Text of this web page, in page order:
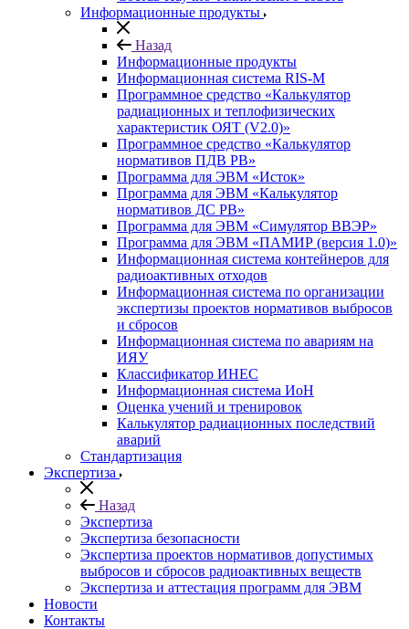
Информационные продукты
Назад
Информационные продукты
Информационная система RIS-M
Программное средство «Калькулятор
радиационных и теплофизических
характеристик ОЯТ (V2.0)»
Программное средство «Калькулятор
нормативов ПДВ РВ»
Программа для ЭВМ «Исток»
Программа для ЭВМ «Калькулятор
нормативов ДС РВ»
Программа для ЭВМ «Симулятор ВВЭР»
Программа для ЭВМ «ПАМИР (версия 1.0)»
Информационная система контейнеров для
радиоактивных отходов
Информационная система по организации
экспертизы проектов нормативов выбросов
и сбросов
Информационная система по авариям на
ИЯУ
Классификатор ИНЕС
Информационная система ИоН
Оценка учений и тренировок
Калькулятор радиационных последствий
аварий
Стандартизация
Экспертиза
Назад
Экспертиза
Экспертиза безопасности
Экспертиза проектов нормативов допустимых
выбросов и сбросов радиоактивных веществ
Экспертиза и аттестация программ для ЭВМ
Новости
Контакты